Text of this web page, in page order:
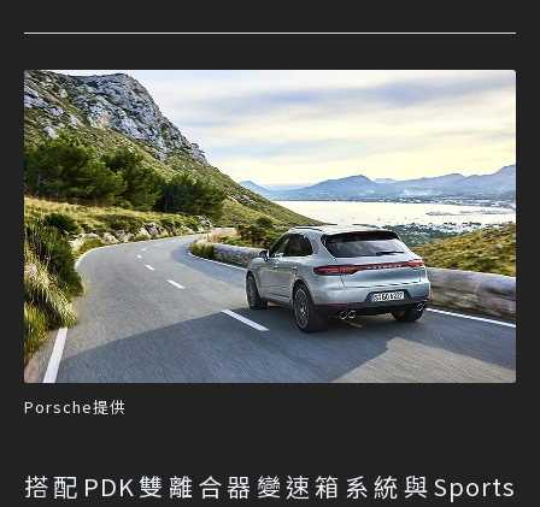
Porsche提供
搭配PDK雙離合器變速箱系統與Sports